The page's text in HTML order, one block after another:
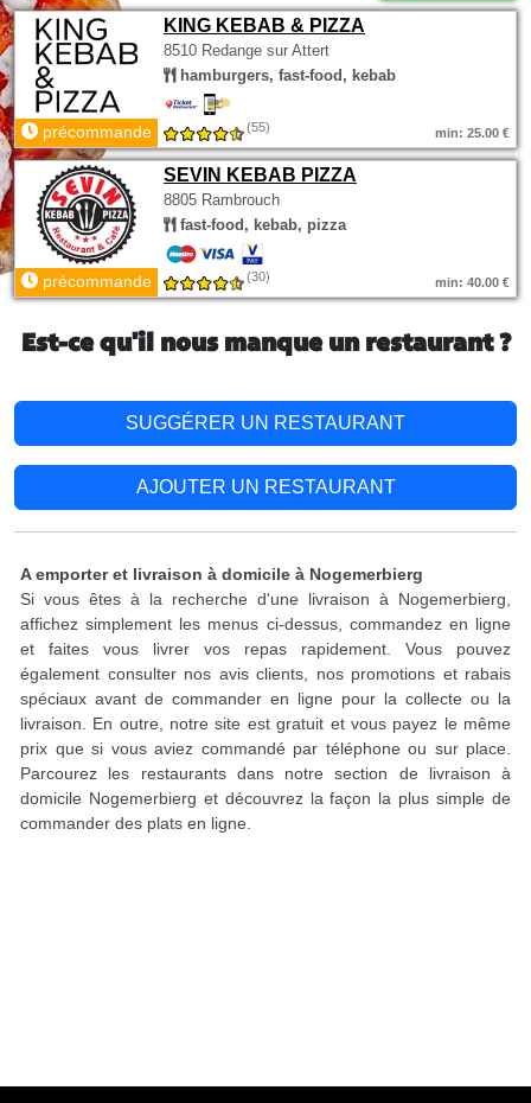
KING KEBAB & PIZZA
8510 Redange sur Attert
hamburgers, fast-food, kebab
précommande (55) min: 25.00 €
SEVIN KEBAB PIZZA
8805 Rambrouch
fast-food, kebab, pizza
précommande (30) min: 40.00 €
Est-ce qu'il nous manque un restaurant ?
SUGGÉRER UN RESTAURANT
AJOUTER UN RESTAURANT
A emporter et livraison à domicile à Nogemerbierg
Si vous êtes à la recherche d'une livraison à Nogemerbierg,
affichez simplement les menus ci-dessus, commandez en ligne
et faites vous livrer vos repas rapidement. Vous pouvez
également consulter nos avis clients, nos promotions et rabais
spéciaux avant de commander en ligne pour la collecte ou la
livraison. En outre, notre site est gratuit et vous payez le même
prix que si vous aviez commandé par téléphone ou sur place.
Parcourez les restaurants dans notre section de livraison à
domicile Nogemerbierg et découvrez la façon la plus simple de
commander des plats en ligne.